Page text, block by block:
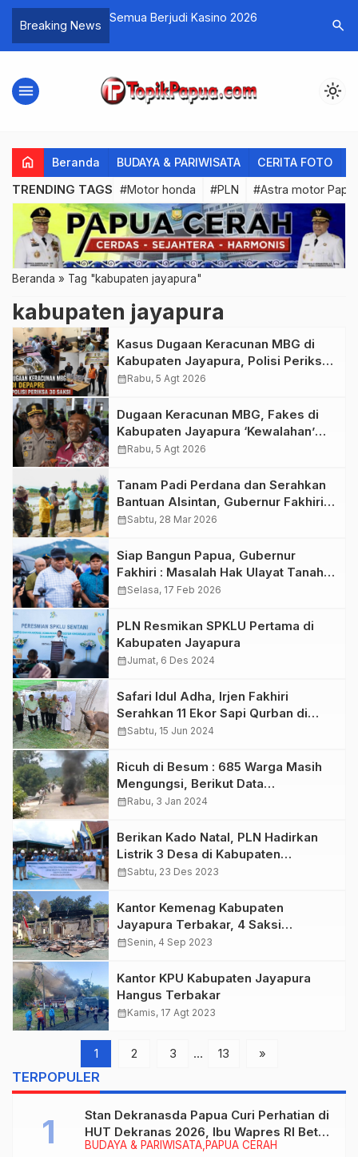
Breaking News
Negeri 2 Nabire
Semua Berjudi Kasino 2026
Astra
search
menu light_mode
home Beranda BUDAYA & PARIWISATA CERITA FOTO
TRENDING TAGS #Motor honda #PLN #Astra motor
Beranda » Tag "kabupaten jayapura"
kabupaten jayapura
Kasus Dugaan Keracunan MBG di
Kabupaten Jayapura, Polisi Periksa
30 Orang Saksi
calendar_monthRabu, 5 Agt 2026
Dugaan Keracunan MBG, Fakes di
Kabupaten Jayapura ‘Kewalahan’
Layani Ratusan Korban
calendar_monthRabu, 5 Agt 2026
Tanam Padi Perdana dan Serahkan
Bantuan Alsintan, Gubernur Fakhiri:
Petani Papua Harus Merdeka!
calendar_monthSabtu, 28 Mar 2026
Siap Bangun Papua, Gubernur
Fakhiri : Masalah Hak Ulayat Tanah
Jangan jadi Penghambat!
calendar_monthSelasa, 17 Feb 2026
PLN Resmikan SPKLU Pertama di
Kabupaten Jayapura
calendar_monthJumat, 6 Des 2024
Safari Idul Adha, Irjen Fakhiri
Serahkan 11 Ekor Sapi Qurban di
Kabupaten Jayapura
calendar_monthSabtu, 15 Jun 2024
Ricuh di Besum : 685 Warga Masih
Mengungsi, Berikut Data
Kerusakannya
calendar_monthRabu, 3 Jan 2024
Berikan Kado Natal, PLN Hadirkan
Listrik 3 Desa di Kabupaten
Jayapura
calendar_monthSabtu, 23 Des 2023
Kantor Kemenag Kabupaten
Jayapura Terbakar, 4 Saksi
Diperiksa
calendar_monthSenin, 4 Sep 2023
Kantor KPU Kabupaten Jayapura
Hangus Terbakar
calendar_monthKamis, 17 Agt 2023
1 2 3 … 13 »
TERPOPULER
BUDAYA & PARIWISATA PAPUA CERAH
Stan Dekranasda Papua Curi Perhatian di
HUT Dekranas 2026, Ibu Wapres RI Betah
Menikmati Karya Perajin